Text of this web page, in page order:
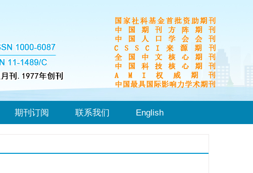
期刊订阅 联系我们 English